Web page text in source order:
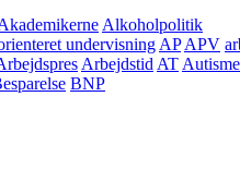
Alkoholpolitik
undervisning AP APV
Arbejdstid AT Autisme
BNP